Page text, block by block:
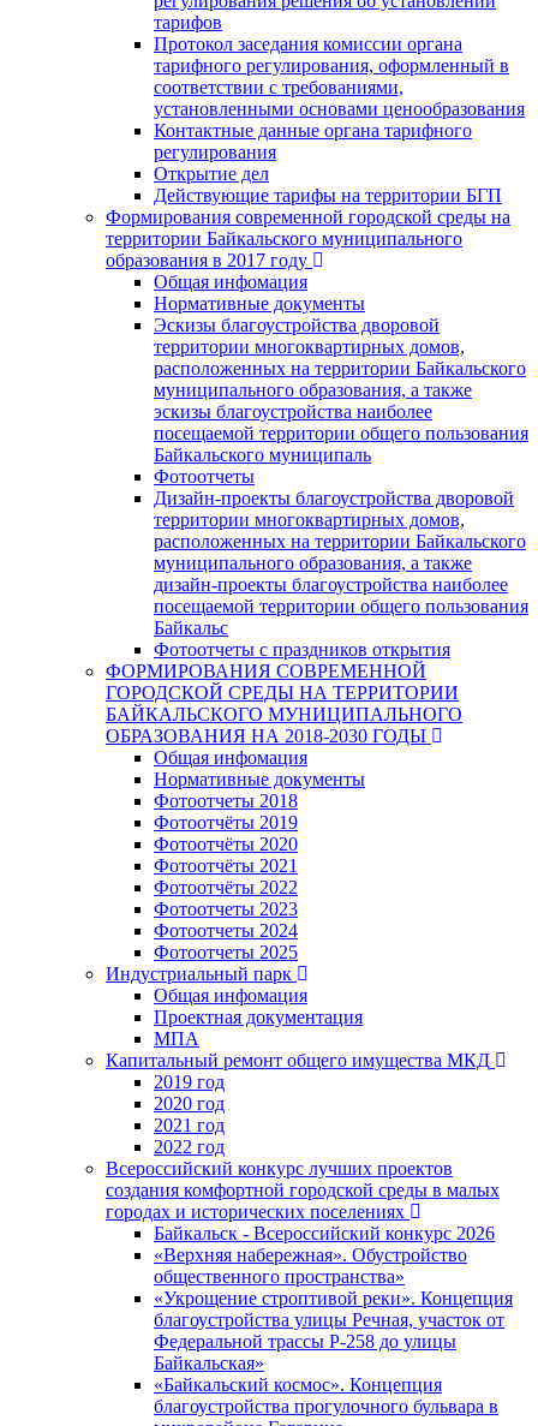
тарифов
Протокол заседания комиссии органа
тарифного регулирования, оформленный в
соответствии с требованиями,
установленными основами ценообразования
Контактные данные органа тарифного
регулирования
Открытие дел
Действующие тарифы на территории БГП
Формирования современной городской среды на
территории Байкальского муниципального
образования в 2017 году
Общая инфомация
Нормативные документы
Эскизы благоустройства дворовой
территории многоквартирных домов,
расположенных на территории Байкальского
муниципального образования, а также
эскизы благоустройства наиболее
посещаемой территории общего пользования
Байкальского муниципаль
Фотоотчеты
Дизайн-проекты благоустройства дворовой
территории многоквартирных домов,
расположенных на территории Байкальского
муниципального образования, а также
дизайн-проекты благоустройства наиболее
посещаемой территории общего пользования
Байкальс
Фотоотчеты с праздников открытия
ФОРМИРОВАНИЯ СОВРЕМЕННОЙ
ГОРОДСКОЙ СРЕДЫ НА ТЕРРИТОРИИ
БАЙКАЛЬСКОГО МУНИЦИПАЛЬНОГО
ОБРАЗОВАНИЯ НА 2018-2030 ГОДЫ
Общая инфомация
Нормативные документы
Фотоотчеты 2018
Фотоотчёты 2019
Фотоотчёты 2020
Фотоотчёты 2021
Фотоотчёты 2022
Фотоотчеты 2023
Фотоотчеты 2024
Фотоотчеты 2025
Индустриальный парк
Общая инфомация
Проектная документация
МПА
Капитальный ремонт общего имущества МКД
2019 год
2020 год
2021 год
2022 год
Всероссийский конкурс лучших проектов
создания комфортной городской среды в малых
городах и исторических поселениях
Байкальск - Всероссийский конкурс 2026
«Верхняя набережная». Обустройство
общественного пространства»
«Укрощение строптивой реки». Концепция
благоустройства улицы Речная, участок от
Федеральной трассы Р-258 до улицы
Байкальская»
«Байкальский космос». Концепция
благоустройства прогулочного бульвара в